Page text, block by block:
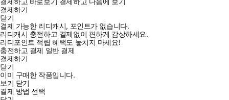
결제하기
닫기
결제 가능한 리디캐시, 포인트가 없습니다.
리디캐시 충전하고 결제없이 편하게 감상하세요.
리디포인트 적립 혜택도 놓치지 마세요!
충전하고 결제 일반 결제
결제하기
닫기
이미 구매한 작품입니다.
보기 닫기
결제 방법 선택